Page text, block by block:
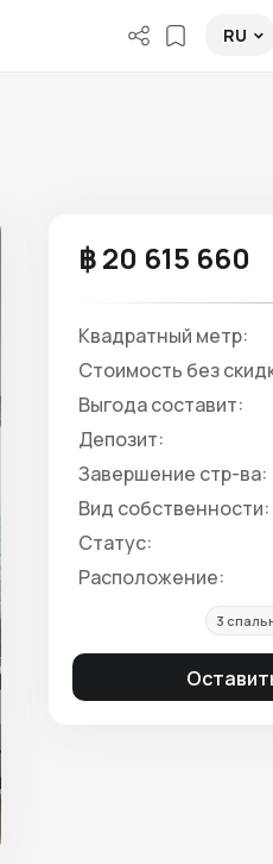
RU
฿ 20 615 660
Квадратный метр:
Стоимость без
Выгода составит:
Депозит:
Завершение стр-ва:
Вид собственности:
Статус:
Расположение:
3